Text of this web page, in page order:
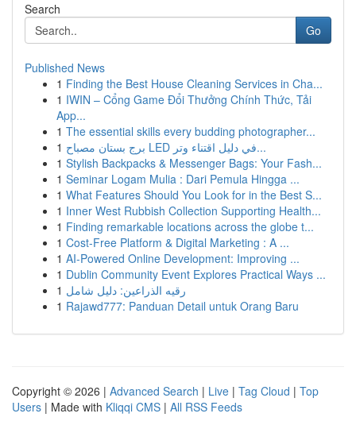
Search
Go
Published News
1 Finding the Best House Cleaning Services in Cha...
1 IWIN – Cổng Game Đổi Thưởng Chính Thức, Tải
App...
1 The essential skills every budding photographer...
1
برج بستان مصباح LED في دليل اقتناء وتر...
1 Stylish Backpacks & Messenger Bags: Your Fash...
1 Seminar Logam Mulia : Dari Pemula Hingga ...
1 What Features Should You Look for in the Best S...
1 Inner West Rubbish Collection Supporting Health...
1 Finding remarkable locations across the globe t...
1 Cost-Free Platform & Digital Marketing : A ...
1 AI-Powered Online Development: Improving ...
1 Dublin Community Event Explores Practical Ways ...
1 رقيه الذراعين: دليل شامل
1 Rajawd777: Panduan Detail untuk Orang Baru
Copyright © 2026 | Advanced Search | Live | Tag Cloud | Top
Users | Made with Kliqqi CMS | All RSS Feeds